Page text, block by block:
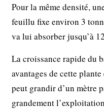
Pour la même densité,
feuillu fixe environ 3
va lui absorber jusqu’à
La croissance rapide du
avantages de cette
peut grandir d’un mètre
grandement